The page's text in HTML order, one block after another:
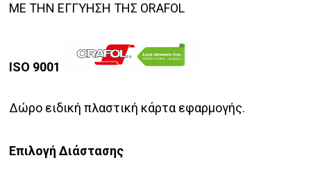
ΜΕ ΤΗΝ ΕΓΓΥΗΣΗ ΤΗΣ ORAFOL
ISO 9001
Δώρο ειδική πλαστική κάρτα εφαρμογής.
Επιλογή Διάστασης